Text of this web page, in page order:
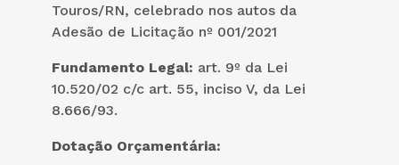
Touros/RN, celebrado nos autos da
Adesão de Licitação nº 001/2021
Fundamento Legal: art. 9º da Lei
10.520/02 c/c art. 55, inciso V, da Lei
8.666/93.
Dotação Orçamentária: